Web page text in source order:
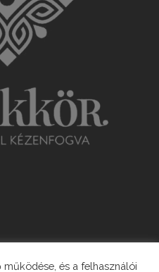
és a felhasználói